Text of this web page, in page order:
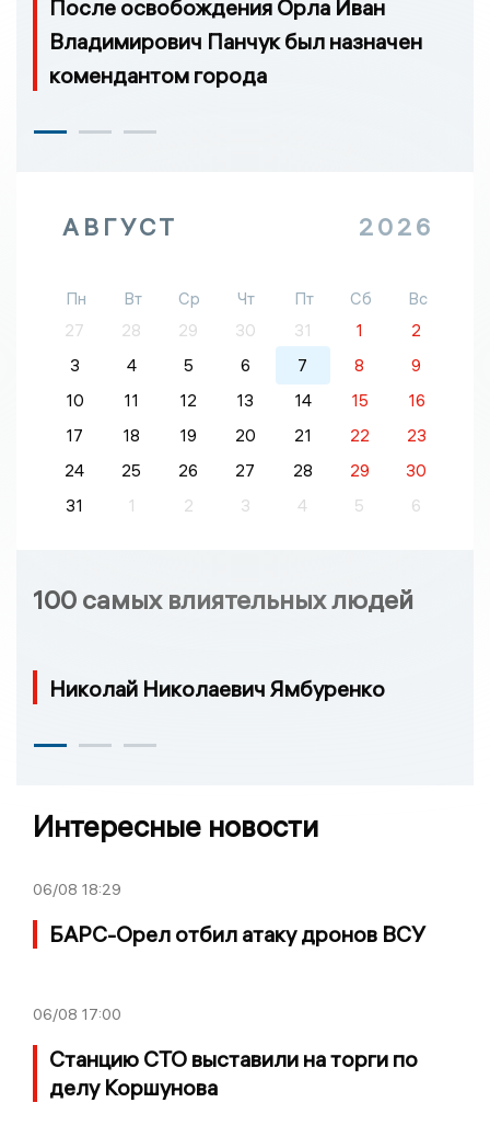
После освобождения Орла Иван
Владимирович Панчук был назначен
комендантом города
АВГУСТ 2026
Пн Вт Ср Чт Пт Сб
Вс
27
28 29 30 31 1
2
3
4 5 6 7 8
9
10
11 12 13 14 15
16
17
18 19 20 21 22
23
24
25 26 27 28 29
30
31
1 2 3 4 5 6
100 самых влиятельных людей
Николай Николаевич Ямбуренко
Интересные новости
06/08 18:29
БАРС-Орел отбил атаку дронов ВСУ
06/08 17:00
Станцию СТО выставили на торги по
делу Коршунова